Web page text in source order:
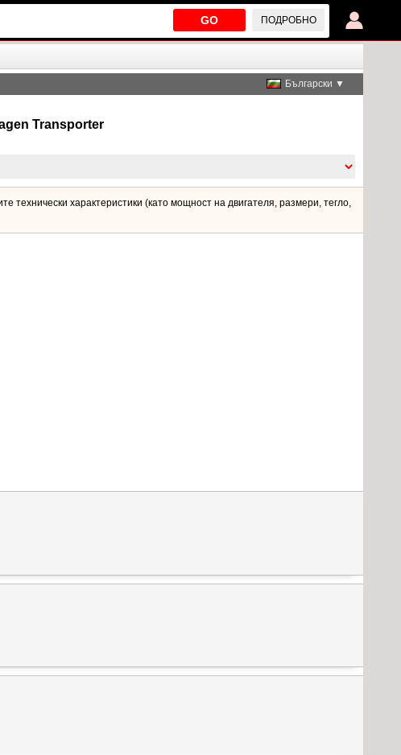
GO ПОДРОБНО
Български ▼
Transporter
технически характеристики (като мощност на двигателя, размери, тегло,